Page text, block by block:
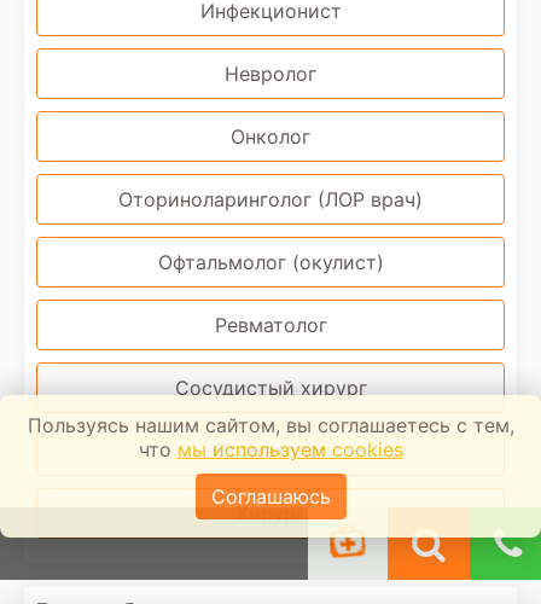
Инфекционист
Невролог
Онколог
Оториноларинголог (ЛОР врач)
Офтальмолог (окулист)
Ревматолог
Сосудистый хирург
Стоматолог
Хирург
Пользуясь нашим сайтом, вы соглашаетесь с тем,
что мы используем cookies
Соглашаюсь